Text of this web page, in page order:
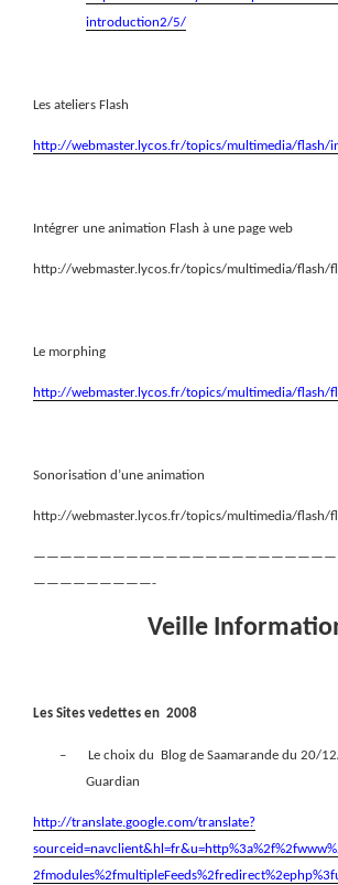
introduction2/5/
Les ateliers Flash
http://webmaster.lycos.fr/topics/multimedia/flash/
Intégrer une animation Flash à une page web
http://webmaster.lycos.fr/topics/multimedia/flash/
Le morphing
http://webmaster.lycos.fr/topics/multimedia/flash/
Sonorisation d’une animation
http://webmaster.lycos.fr/topics/multimedia/flash/
—————————-
Veille
Les Sites vedettes en 2008
– Le choix du
Blog de Saamarande du 20/
Guardian
http://translate.google.com/translate?